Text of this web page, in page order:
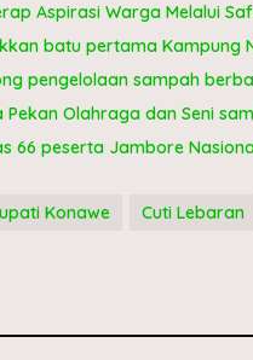
Aspirasi Warga Melalui
batu pertama Kampung
pengelolaan sampah
Olahraga dan Seni
66 peserta Jambore
Konawe Cuti Lebaran